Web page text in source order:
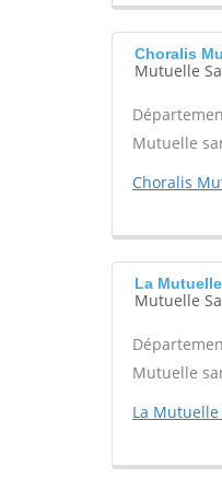
Choralis
Mutuelle
Mutuelle
Choralis
La
Mutuelle
Mutuelle
La Mutuelle